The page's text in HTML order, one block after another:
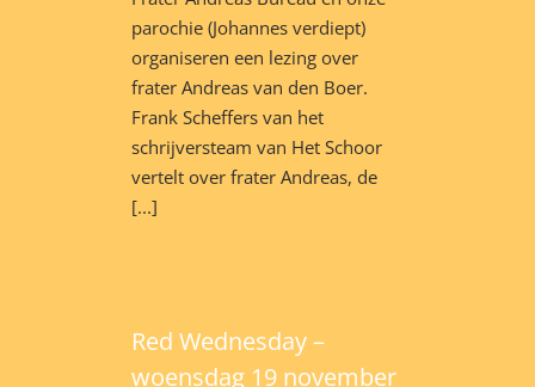
parochie (Johannes verdiept)
organiseren een lezing over
frater Andreas van den Boer.
Frank Scheffers van het
schrijversteam van Het Schoor
vertelt over frater Andreas, de
[...]
Red Wednesday –
woensdag 19 november